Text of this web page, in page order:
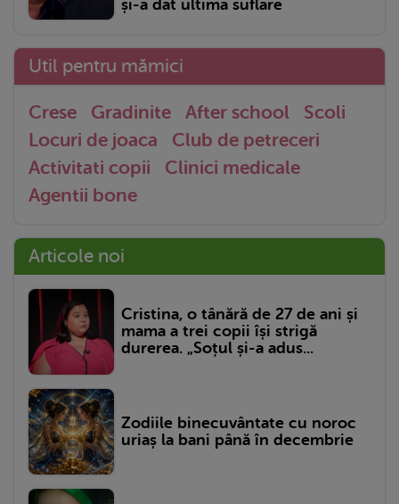
și-a dat ultima suflare
Util pentru mămici
Crese Gradinite After school
Scoli
Locuri de joaca
Club de petreceri
Activitati copii
Clinici medicale
Agentii bone
Articole noi
Cristina, o tânără de 27 de ani și
mama a trei copii își strigă
durerea. „Soțul și-a adus...
Zodiile binecuvântate cu noroc
uriaș la bani până în decembrie